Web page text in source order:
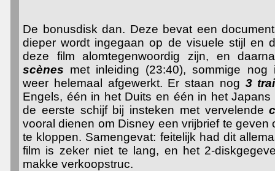
De bonusdisk dan. Deze bevat een
dieper wordt ingegaan op de visuele stijl en
deze film alomtegenwoordig zijn, en
scènes met inleiding (23:40), sommige nog
weer helemaal afgewerkt. Er staan nog 3
Engels, één in het Duits en één in het
de eerste schijf bij insteken met vervelende
vooral dienen om Disney een vrijbrief te
te kloppen. Samengevat: feitelijk had dit
film is zeker niet te lang, en het 2-
makke verkoopstruc.